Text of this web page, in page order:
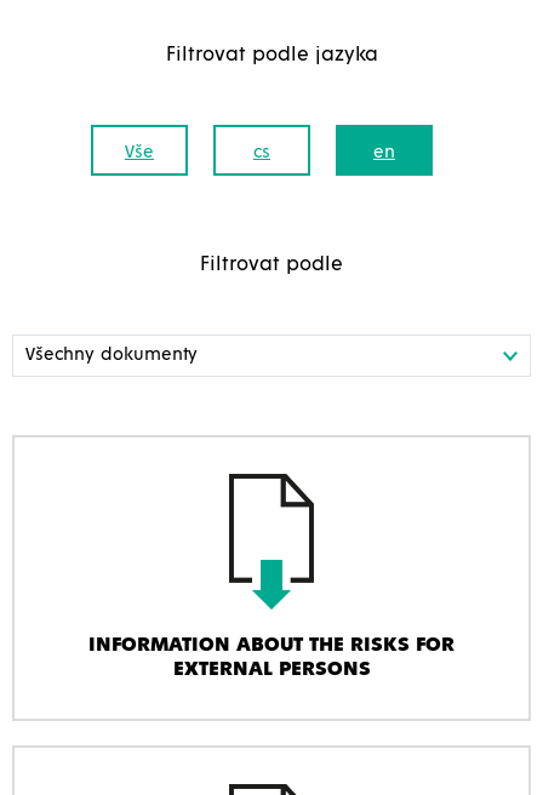
Filtrovat podle jazyka
Vše cs en
Filtrovat podle
INFORMATION ABOUT THE RISKS FOR
EXTERNAL PERSONS